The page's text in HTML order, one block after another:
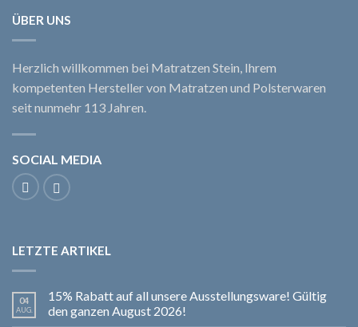
ÜBER UNS
Herzlich willkommen bei Matratzen Stein, Ihrem
kompetenten Hersteller von Matratzen und Polsterwaren
seit nunmehr 113 Jahren.
SOCIAL MEDIA
LETZTE ARTIKEL
04
AUG.
15% Rabatt auf all unsere Ausstellungsware! Gültig
den ganzen August 2026!